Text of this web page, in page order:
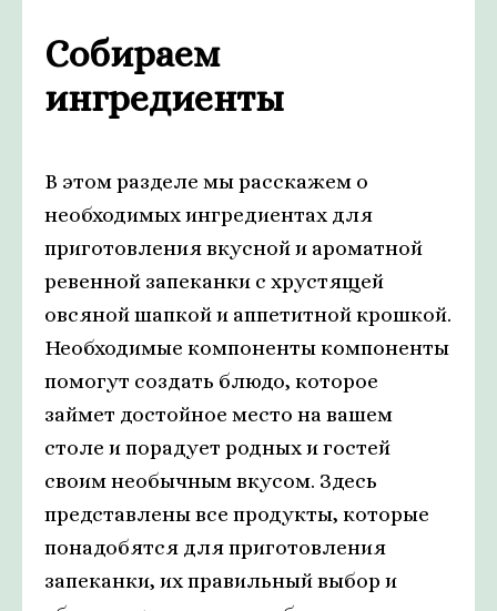
Собираем
ингредиенты
В этом разделе мы расскажем о
необходимых ингредиентах для
приготовления вкусной и ароматной
ревенной запеканки с хрустящей
овсяной шапкой и аппетитной крошкой.
Необходимые компоненты компоненты
помогут создать блюдо, которое
займет достойное место на вашем
столе и порадует родных и гостей
своим необычным вкусом. Здесь
представлены все продукты, которые
понадобятся для приготовления
запеканки, их правильный выбор и